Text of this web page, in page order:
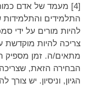
[4] מעמד של אדם
התלמידים והתלמידות
להיות מורים על ידי
צריכה להיות מוקדשת
מתאים/ה. זמן מספיק
הבחירה הזאת,
הגיון, וניסיון. יש